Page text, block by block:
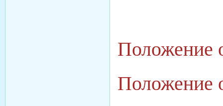
Положение
Положение